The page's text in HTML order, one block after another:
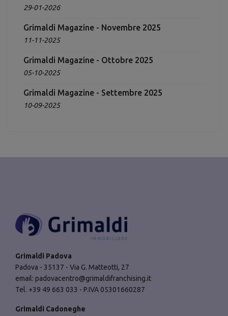
29-01-2026
Grimaldi Magazine - Novembre 2025
11-11-2025
Grimaldi Magazine - Ottobre 2025
05-10-2025
Grimaldi Magazine - Settembre 2025
10-09-2025
Grimaldi Padova
Padova - 35137 - Via G. Matteotti, 27
email: padovacentro@grimaldifranchising.it
Tel. +39 49 663 033 - P.IVA 05301660287
Grimaldi Cadoneghe